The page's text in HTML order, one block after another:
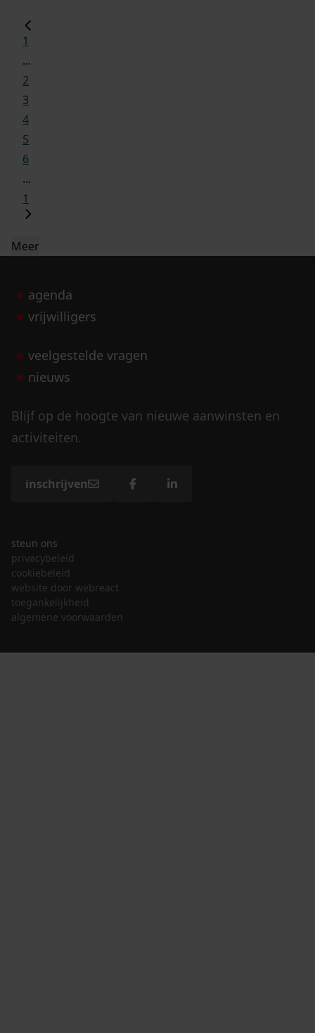
1
...
2
3
4
5
6
...
1
Meer
agenda
vrijwilligers
veelgestelde vragen
nieuws
Blijf op de hoogte van nieuwe aanwinsten en
activiteiten.
inschrijven
steun ons
privacybeleid
cookiebeleid
website door webreact
toegankelijkheid
algemene voorwaarden